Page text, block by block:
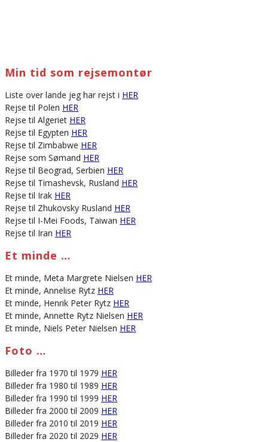
Min tid som rejsemontør
Liste over lande jeg har rejst i HER
Rejse til Polen HER
Rejse til Algeriet HER
Rejse til Egypten HER
Rejse til Zimbabwe HER
Rejse som Sømand HER
Rejse til Beograd, Serbien HER
Rejse til Timashevsk, Rusland HER
Rejse til Irak HER
Rejse til Zhukovsky Rusland HER
Rejse til I-Mei Foods, Taiwan HER
Rejse til Iran HER
Et minde …
Et minde, Meta Margrete Nielsen HER
Et minde, Annelise Rytz HER
Et minde, Henrik Peter Rytz HER
Et minde, Annette Rytz Nielsen HER
Et minde, Niels Peter Nielsen HER
Foto …
Billeder fra 1970 til 1979 HER
Billeder fra 1980 til 1989 HER
Billeder fra 1990 til 1999 HER
Billeder fra 2000 til 2009 HER
Billeder fra 2010 til 2019 HER
Billeder fra 2020 til 2029 HER